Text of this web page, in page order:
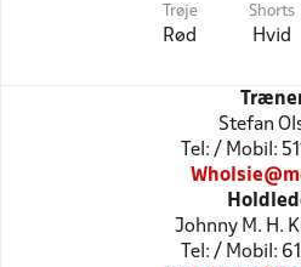
Trøje
Rød
Shorts
Hvid
Stefan
Tel: / Mobil:
Johnny M. H.
Tel: / Mobil: